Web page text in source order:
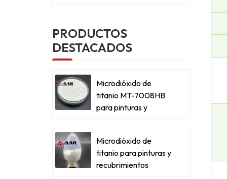
PRODUCTOS
DESTACADOS
Microdióxido de
titanio MT-7008HB
para pinturas y
Microdióxido de
titanio para pinturas y
recubrimientos